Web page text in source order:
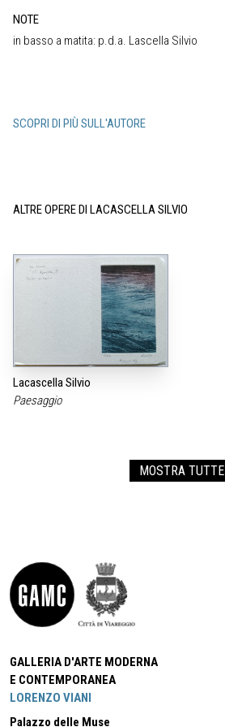
NOTE
in basso a matita: p.d.a. Lascella Silvio
SCOPRI DI PIÙ SULL'AUTORE
ALTRE OPERE DI LACASCELLA SILVIO
Lacascella Silvio
Paesaggio
MOSTRA TUTTE
GALLERIA D'ARTE MODERNA
E CONTEMPORANEA
LORENZO VIANI
Palazzo delle Muse